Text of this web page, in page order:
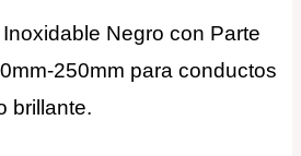
Negro con Parte
250mm para conductos
brillante.